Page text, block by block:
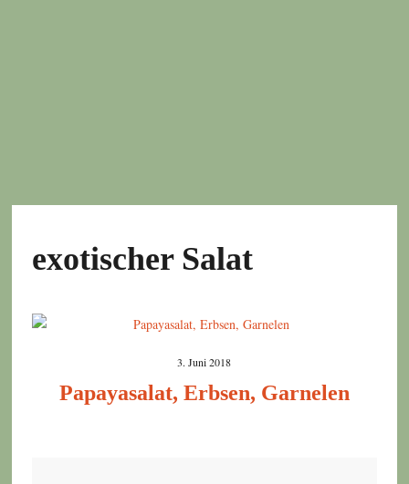
exotischer Salat
3. Juni 2018
Papayasalat, Erbsen, Garnelen